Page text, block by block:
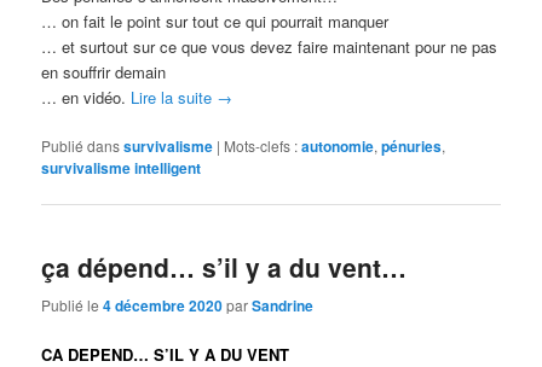
… on fait le point sur tout ce qui pourrait manquer
… et surtout sur ce que vous devez faire maintenant pour ne pas
en souffrir demain
… en vidéo. Lire la suite →
Publié danssurvivalisme | Mots-clefs :autonomie,pénuries,
survivalisme intelligent
ça dépend… s’il y a du vent…
Publié le4 décembre 2020parSandrine
CA DEPEND… S’IL Y A DU VENT